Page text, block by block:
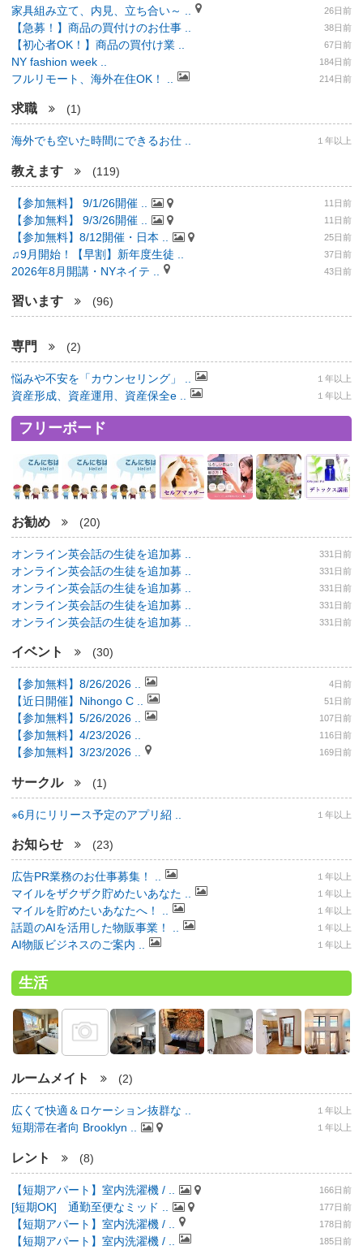
家具組み立て、内見、立ち合い～ .. 26日前
【急募！】商品の買付けのお仕事 .. 38日前
【初心者OK！】商品の買付け業 .. 67日前
NY fashion week .. 184日前
フルリモート、海外在住OK！ .. 214日前
求職 (1)
海外でも空いた時間にできるお仕 .. １年以上
教えます (119)
【参加無料】 9/1/26開催 .. 11日前
【参加無料】 9/3/26開催 .. 11日前
【参加無料】8/12開催・日本 .. 25日前
♫9月開始！【早割】新年度生徒 .. 37日前
2026年8月開講・NYネイテ .. 43日前
習います (96)
専門 (2)
悩みや不安を「カウンセリング」 .. １年以上
資産形成、資産運用、資産保全e .. １年以上
フリーボード
お勧め (20)
オンライン英会話の生徒を追加募 .. 331日前
オンライン英会話の生徒を追加募 .. 331日前
オンライン英会話の生徒を追加募 .. 331日前
オンライン英会話の生徒を追加募 .. 331日前
オンライン英会話の生徒を追加募 .. 331日前
イベント (30)
【参加無料】8/26/2026 .. 4日前
【近日開催】Nihongo C .. 51日前
【参加無料】5/26/2026 .. 107日前
【参加無料】4/23/2026 .. 116日前
【参加無料】3/23/2026 .. 169日前
サークル (1)
※6月にリリース予定のアプリ紹 .. １年以上
お知らせ (23)
広告PR業務のお仕事募集！ .. １年以上
マイルをザクザク貯めたいあなた .. １年以上
マイルを貯めたいあなたへ！ .. １年以上
話題のAIを活用した物販事業！ .. １年以上
AI物販ビジネスのご案内 .. １年以上
生活
ルームメイト (2)
広くて快適＆ロケーション抜群な .. １年以上
短期滞在者向 Brooklyn .. １年以上
レント (8)
【短期アパート】室内洗濯機 / .. 166日前
[短期OK] 通勤至便なミッド .. 177日前
【短期アパート】室内洗濯機 / .. 178日前
【短期アパート】室内洗濯機 / .. 185日前